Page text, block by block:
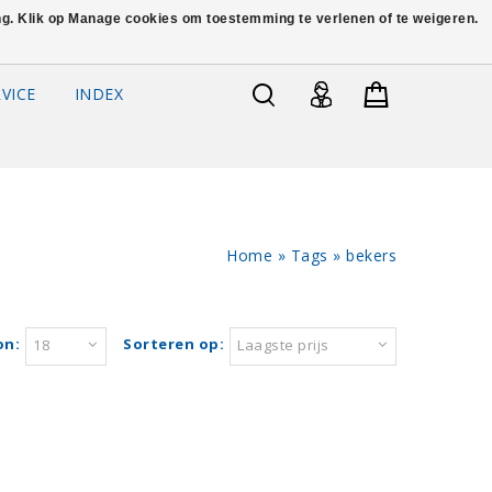
INDEX
Home » Tags » bekers
Sorteren op: Laagste prijs
18
Klik op Manage cookies om toestemming te verlenen of te weigeren.